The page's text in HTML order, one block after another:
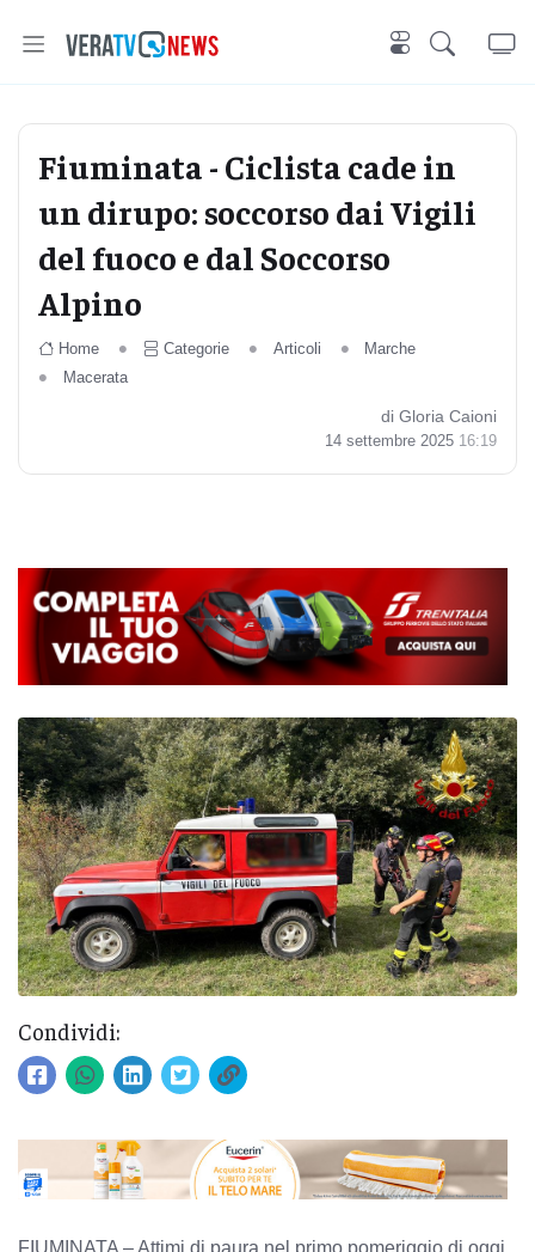
Fiuminata - Ciclista cade in
un dirupo: soccorso dai Vigili
del fuoco e dal Soccorso
Alpino
Home Categorie Articoli
Marche
Macerata
di Gloria Caioni
14 settembre 2025 16:19
Condividi: